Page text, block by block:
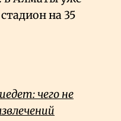
на 35
чего не